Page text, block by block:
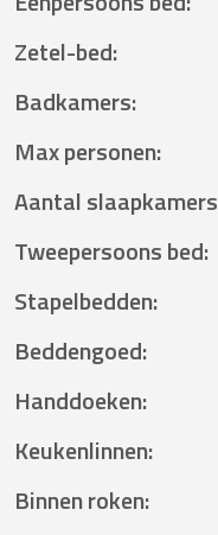
Zetel-bed:
Badkamers:
Max personen:
Aantal slaapkamers
Tweepersoons bed:
Stapelbedden:
Beddengoed:
Handdoeken:
Keukenlinnen:
Binnen roken: